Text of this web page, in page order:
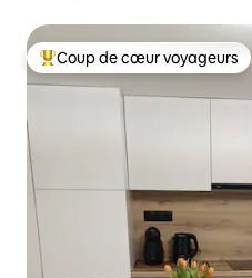
Coups de cœur voyageurs les
Coup de cœur voyageurs